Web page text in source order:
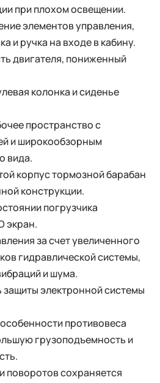
при плохом освещении.
элементов управления,
и ручка на входе в кабину.
двигателя, пониженный
колонка и сиденье
пространство с
и широкообзорным
вида.
корпус тормозной барабан
конструкции.
погрузчика
экран.
за счет увеличенного
гидравлической системы,
и шума.
электронной системы
противовеса
грузоподъемность и
поворотов сохраняется